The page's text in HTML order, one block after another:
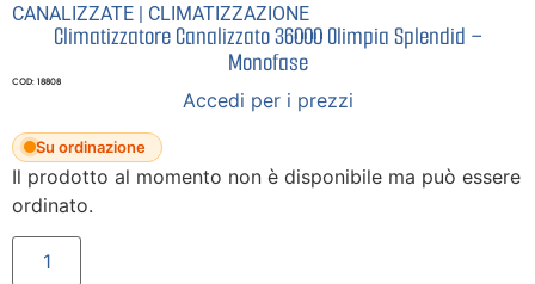
CANALIZZATE | CLIMATIZZAZIONE
Climatizzatore Canalizzato 36000 Olimpia Splendid –
Monofase
COD: 18808
Accedi per i prezzi
Su ordinazione
Il prodotto al momento non è disponibile ma può essere
ordinato.